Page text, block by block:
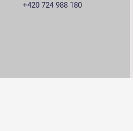
+420 724 988 180